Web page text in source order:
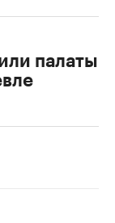
палаты